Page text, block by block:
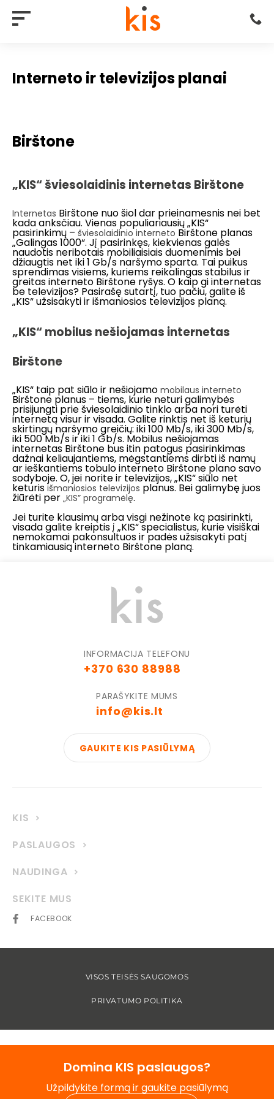
Interneto ir televizijos planai
Birštone
„KIS“ šviesolaidinis internetas Birštone
Internetas Birštone nuo šiol dar prieinamesnis nei bet
kada anksčiau. Vienas populiariausių „KIS“
pasirinkimų – šviesolaidinio interneto Birštone planas
„Galingas 1000“. Jį pasirinkęs, kiekvienas galės
naudotis neribotais mobiliaisiais duomenimis bei
džiaugtis net iki 1 Gb/s naršymo sparta. Tai puikus
sprendimas visiems, kuriems reikalingas stabilus ir
greitas interneto Birštone ryšys. O kaip gi internetas
be televizijos? Pasirašę sutartį, tuo pačiu, galite iš
„KIS“ užsisakyti ir išmaniosios televizijos planą.
„KIS“ mobilus nešiojamas internetas
Birštone
„KIS“ taip pat siūlo ir nešiojamo mobilaus interneto
Birštone planus – tiems, kurie neturi galimybės
prisijungti prie šviesolaidinio tinklo arba nori turėti
internetą visur ir visada. Galite rinktis net iš keturių
skirtingų naršymo greičių: iki 100 Mb/s, iki 300 Mb/s,
iki 500 Mb/s ir iki 1 Gb/s. Mobilus nešiojamas
internetas Birštone bus itin patogus pasirinkimas
dažnai keliaujantiems, mėgstantiems dirbti iš namų
ar ieškantiems tobulo interneto Birštone plano savo
sodyboje. O, jei norite ir televizijos, „KIS“ siūlo net
keturis išmaniosios televizijos planus. Bei galimybę juos
žiūrėti per „KIS” programėlę.
Jei turite klausimų arba visgi nežinote ką pasirinkti,
visada galite kreiptis į „KIS“ specialistus, kurie visiškai
nemokamai pakonsultuos ir padės užsisakyti patį
tinkamiausią interneto Birštone planą.
INFORMACIJA TELEFONU
+370 630 88988
PARAŠYKITE MUMS
info@kis.lt
GAUKITE KIS PASIŪLYMĄ
KIS
PASLAUGOS
NAUDINGA
SEKITE MUS
FACEBOOK
VISOS TEISĖS SAUGOMOS
PRIVATUMO POLITIKA
Domina KIS paslaugos?
Užpildykite formą ir gaukite pasiūlymą